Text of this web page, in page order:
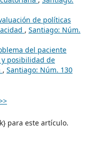
de políticas
, Santiago: Núm.
del paciente
posibilidad de
, Santiago: Núm. 130
para este artículo.